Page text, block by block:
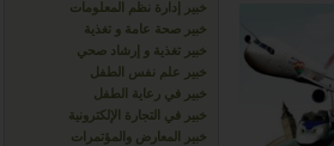
خبير إدارة نظم المعلومات
خبير صحة عامة و تغذية
خبير تغذية و إرشاد صحي
خبير علم نفس الطفل
خبير في رعاية الطفل
خبير في التجارة الإلكترونية
خبير المعارض والمؤتمرات